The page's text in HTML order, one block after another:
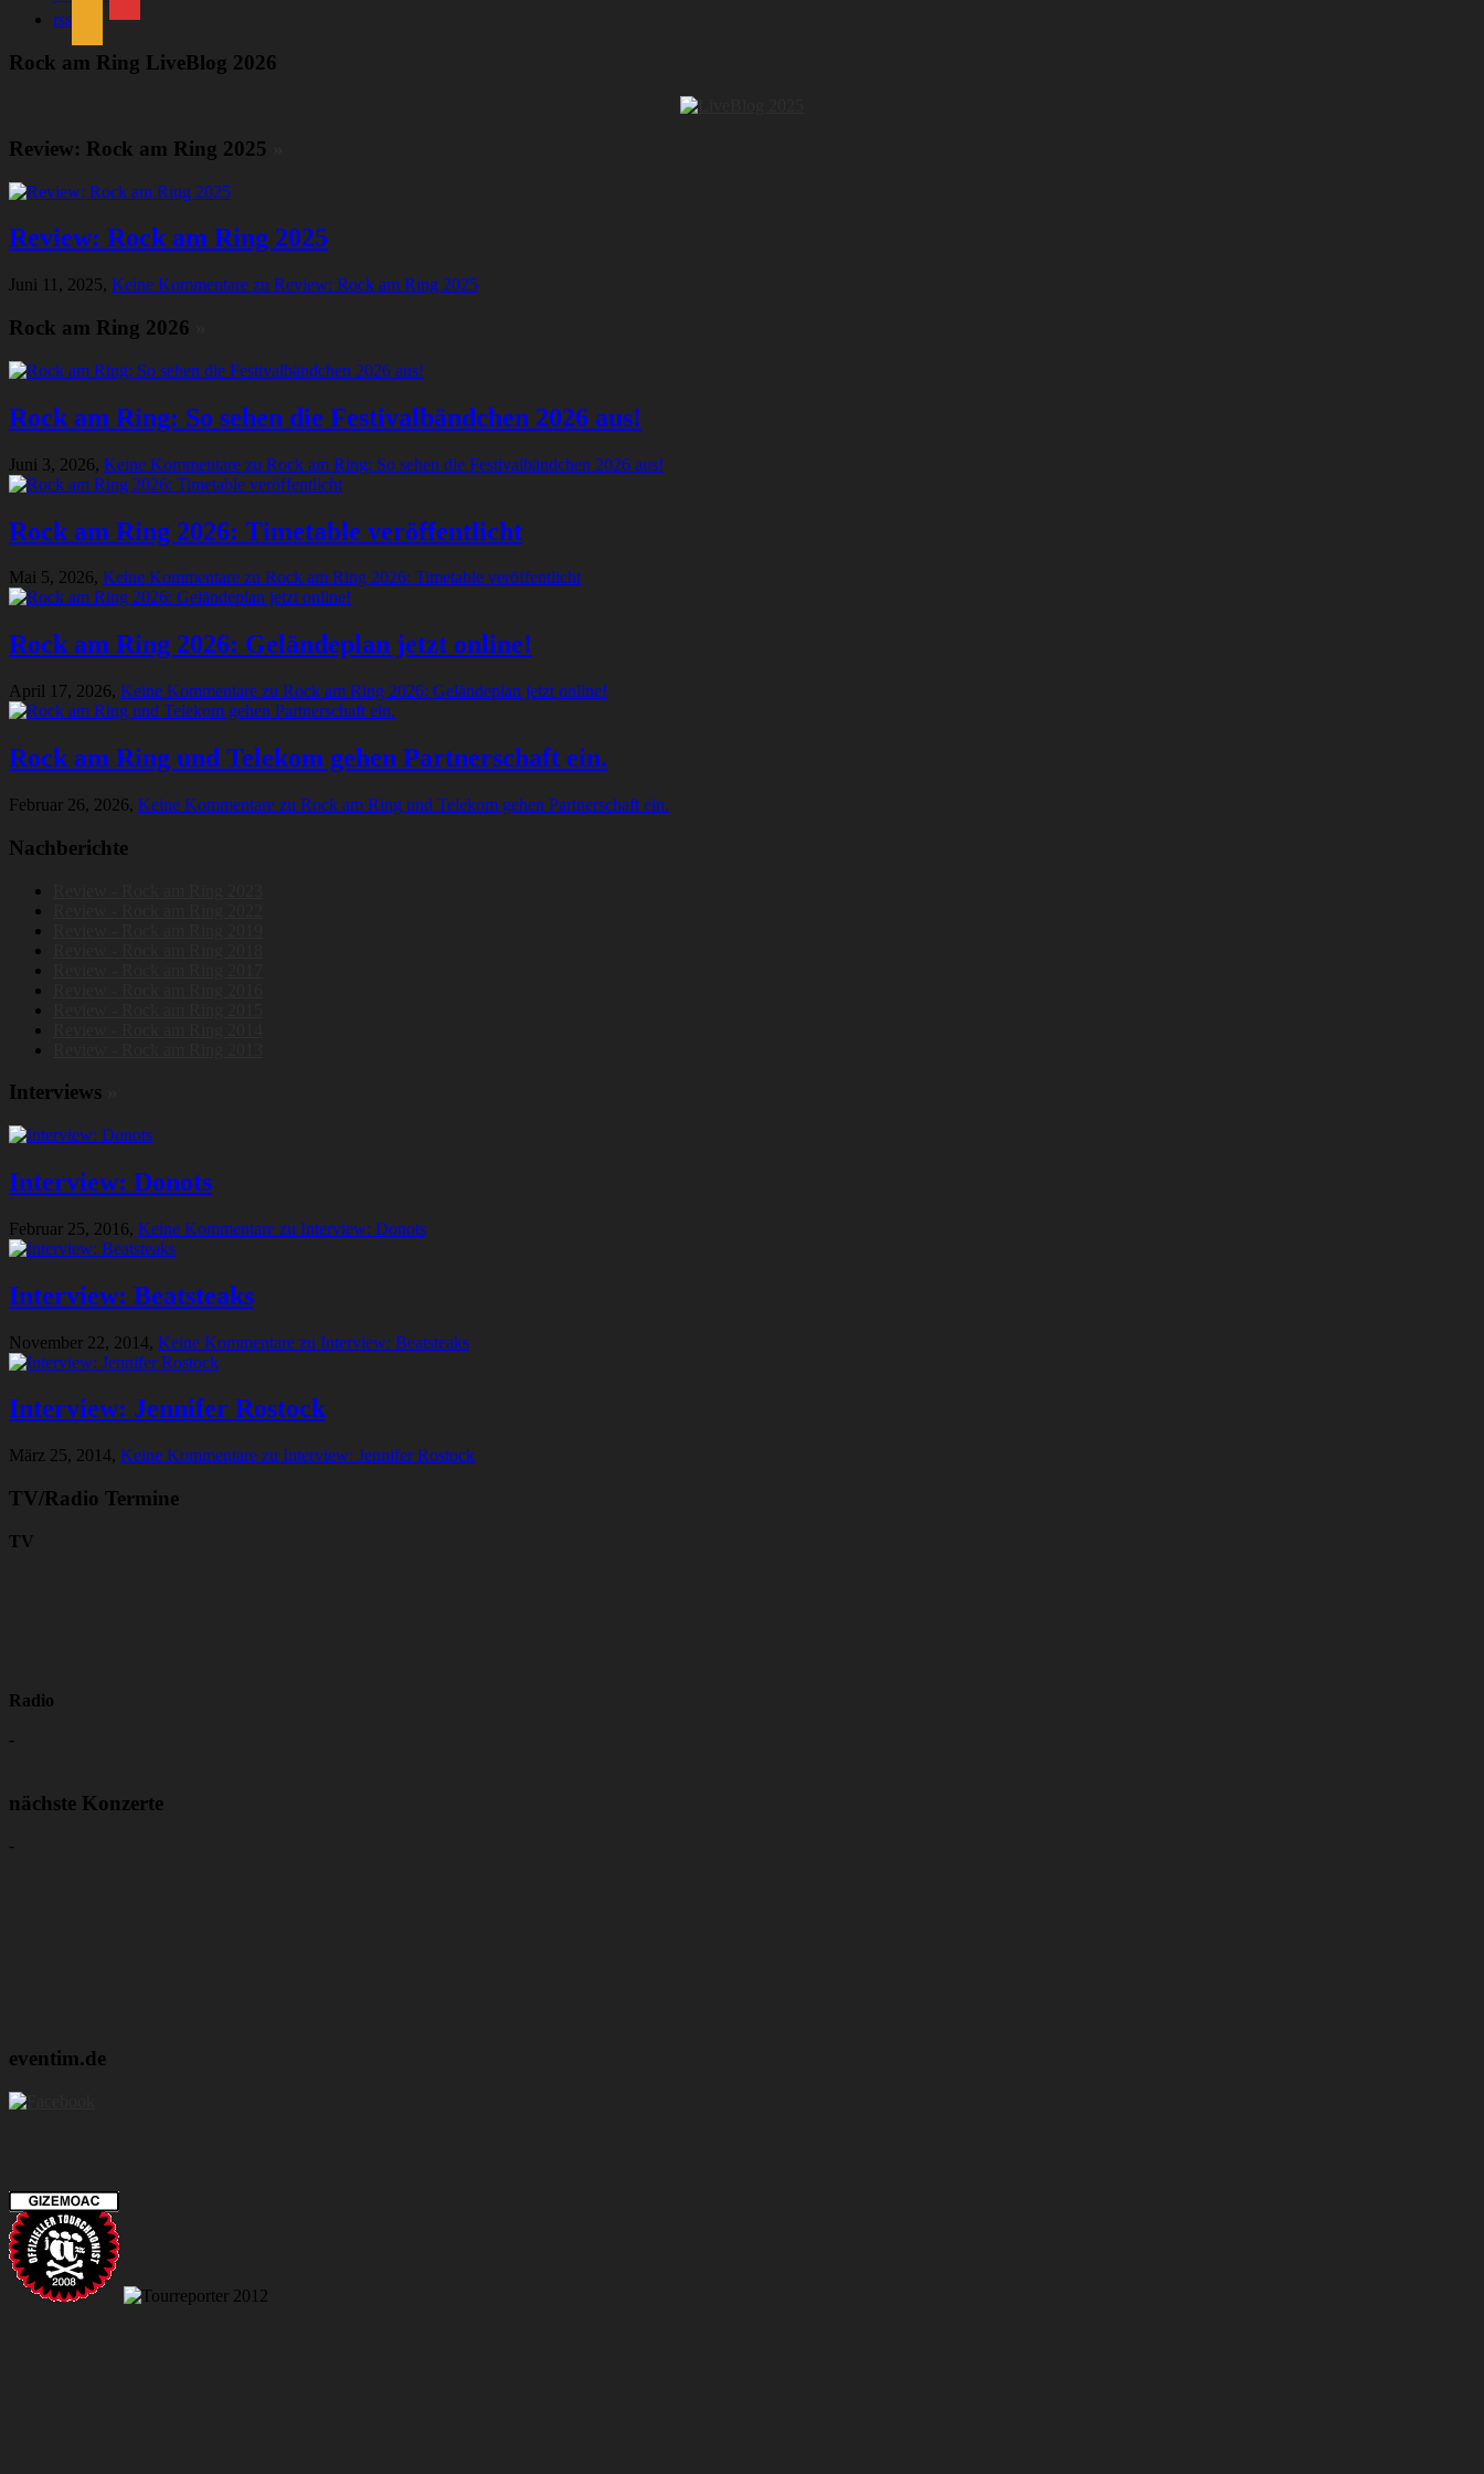
rss
Rock am Ring LiveBlog 2026
Review: Rock am Ring 2025
Review: Rock am Ring 2025
Juni 11, 2025, Keine Kommentare zu Review: Rock am Ring 2025
Rock am Ring 2026
Rock am Ring: So sehen die Festivalbändchen 2026 aus!
Juni 3, 2026, Keine Kommentare zu Rock am Ring: So sehen die Festivalbändchen 2026 aus!
Rock am Ring 2026: Timetable veröffentlicht
Mai 5, 2026, Keine Kommentare zu Rock am Ring 2026: Timetable veröffentlicht
Rock am Ring 2026: Geländeplan jetzt online!
April 17, 2026, Keine Kommentare zu Rock am Ring 2026: Geländeplan jetzt online!
Rock am Ring und Telekom gehen Partnerschaft ein.
Februar 26, 2026, Keine Kommentare zu Rock am Ring und Telekom gehen Partnerschaft ein.
Nachberichte
Interviews
Interview: Donots
Februar 25, 2016, Keine Kommentare zu Interview: Donots
Interview: Beatsteaks
November 22, 2014, Keine Kommentare zu Interview: Beatsteaks
Interview: Jennifer Rostock
März 25, 2014, Keine Kommentare zu Interview: Jennifer Rostock
TV/Radio Termine
TV
Radio
-
nächste Konzerte
-
eventim.de